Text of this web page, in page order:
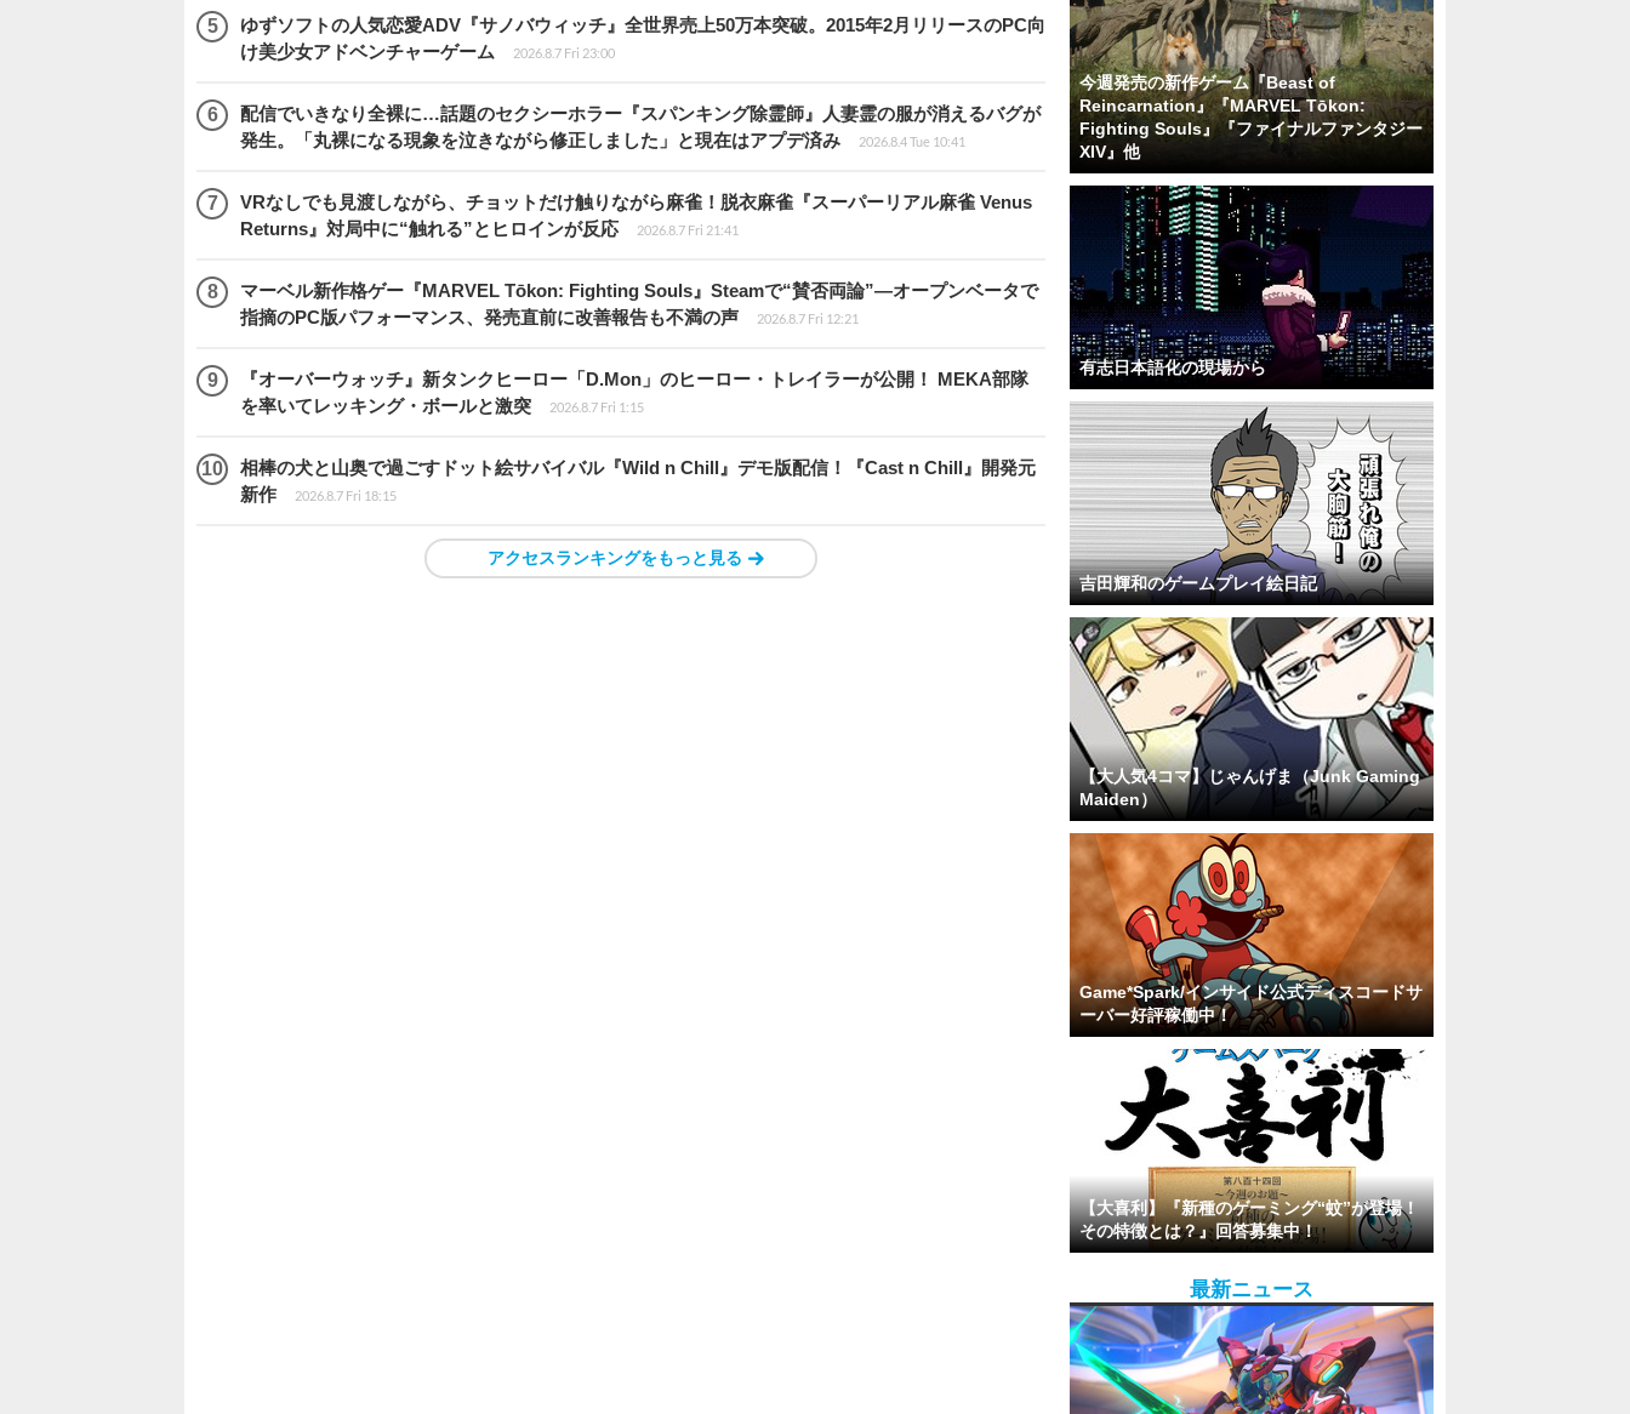
ゆずソフトの人気恋愛ADV『サノバウィッチ』全世界売上50万本突破。2015年2月リリースのPC向
け美少女アドベンチャーゲーム
2026.8.7 Fri 23:00
配信でいきなり全裸に…話題のセクシーホラー『スパンキング除霊師』人妻霊の服が消えるバグが
発生。「丸裸になる現象を泣きながら修正しました」と現在はアプデ済み
2026.8.4 Tue 10:41
VRなしでも見渡しながら、チョットだけ触りながら麻雀！脱衣麻雀『スーパーリアル麻雀 Venus
Returns』対局中に“触れる”とヒロインが反応
2026.8.7 Fri 21:41
マーベル新作格ゲー『MARVEL Tōkon: Fighting Souls』Steamで“賛否両論”―オープンベータで
指摘のPC版パフォーマンス、発売直前に改善報告も不満の声
2026.8.7 Fri 12:21
『オーバーウォッチ』新タンクヒーロー「D.Mon」のヒーロー・トレイラーが公開！ MEKA部隊
を率いてレッキング・ボールと激突
2026.8.7 Fri 1:15
相棒の犬と山奥で過ごすドット絵サバイバル『Wild n Chill』デモ版配信！『Cast n Chill』開発元
新作
2026.8.7 Fri 18:15
アクセスランキングをもっと見る
今週発売の新作ゲーム『Beast of
Reincarnation』『MARVEL Tōkon:
Fighting Souls』『ファイナルファンタジー
XIV』他
有志日本語化の現場から
吉田輝和のゲームプレイ絵日記
【大人気4コマ】じゃんげま（Junk Gaming
Maiden）
Game*Spark/インサイド公式ディスコードサ
ーバー好評稼働中！
【大喜利】『新種のゲーミング“蚊”が登場！
その特徴とは？』回答募集中！
最新ニュース